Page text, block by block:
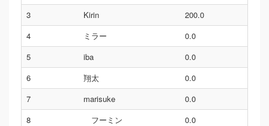
3
Kirin
200.0
4
ミラー
0.0
5
iba
0.0
6
翔太
0.0
7
marisuke
0.0
8
フーミン
0.0